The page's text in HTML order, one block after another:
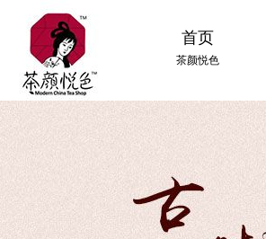
首页
茶颜悦色